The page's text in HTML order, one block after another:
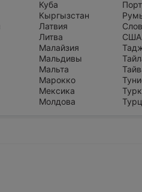
Куба
Кыргызстан
Латвия
Литва
Малайзия
Мальдивы
Мальта
Марокко
Мексика
Молдова
США